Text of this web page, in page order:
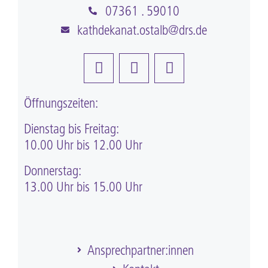
07361 . 59010
kathdekanat.ostalb@drs.de
Öffnungszeiten:
Dienstag bis Freitag:
10.00 Uhr bis 12.00 Uhr
Donnerstag:
13.00 Uhr bis 15.00 Uhr
Ansprechpartner:innen